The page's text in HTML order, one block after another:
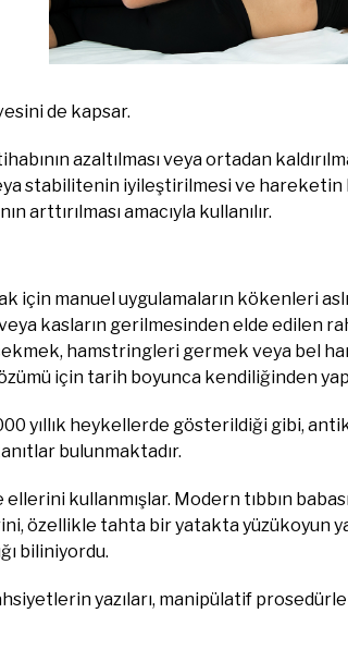
de kapsar.
azaltılması veya ortadan
stabilitenin iyileştirilmesi ve hareketin
arttırılması amacıyla kullanılır.
için manuel uygulamaların kökenleri
kasların gerilmesinden elde edilen
hamstringleri germek veya bel
için tarih boyunca kendiliğinden
yıllık heykellerde gösterildiği gibi,
bulunmaktadır.
kullanmışlar. Modern tıbbın
özellikle tahta bir yatakta yüzükoyun
biliniyordu.
yazıları, manipülatif